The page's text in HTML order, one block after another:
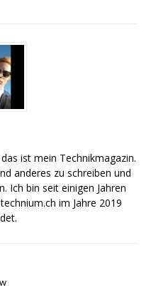
ist mein Technikmagazin.
anderes zu schreiben und
Ich bin seit einigen Jahren
im Jahre 2019